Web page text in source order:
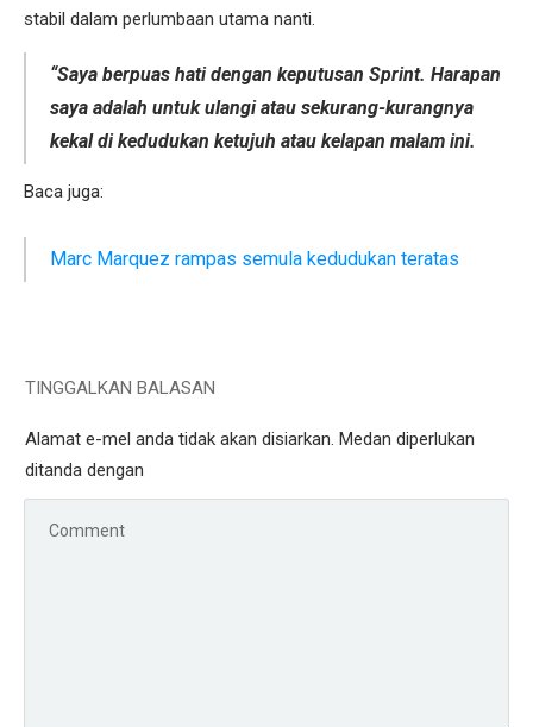
stabil dalam perlumbaan utama nanti.
“Saya berpuas hati dengan keputusan Sprint. Harapan
saya adalah untuk ulangi atau sekurang-kurangnya
kekal di kedudukan ketujuh atau kelapan malam ini.
Baca juga:
Marc Marquez rampas semula kedudukan teratas
TINGGALKAN BALASAN
Alamat e-mel anda tidak akan disiarkan. Medan diperlukan
ditanda dengan